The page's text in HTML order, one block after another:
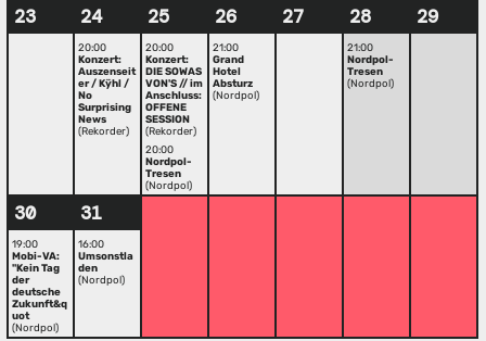
23 24
20:00
Konzert:
Auszenseit
er / Kÿhl /
No
Surprising
News
(Rekorder)
25
20:00
Konzert:
DIE SOWAS
VON'S // im
Anschluss:
OFFENE
SESSION
(Rekorder)
20:00
Nordpol-
Tresen
(Nordpol)
26
21:00
Grand
Hotel
Absturz
(Nordpol)
27 28
21:00
Nordpol-
Tresen
(Nordpol)
29
30
19:00
Mobi-VA:
"Kein Tag
der
deutsche
Zukunft&q
uot
(Nordpol)
31
16:00
Umsonstla
den
(Nordpol)